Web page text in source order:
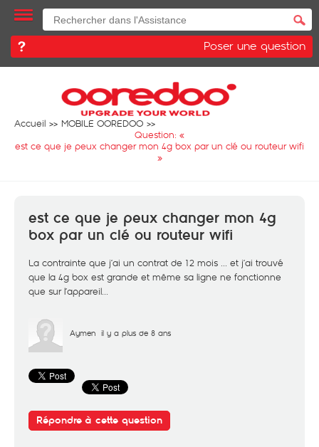
Poser une question
Accueil
MOBILE OOREDOO
Question: «
est ce que je peux changer mon 4g box par un clé ou routeur wifi
»
est ce que je peux changer mon 4g
box par un clé ou routeur wifi
La contrainte que j’ai un contrat de 12 mois ... et j’ai trouvé
que la 4g box est grande et même sa ligne ne fonctionne
que sur l’appareil...
Aymen il y a plus de 8 ans
Répondre à cette question